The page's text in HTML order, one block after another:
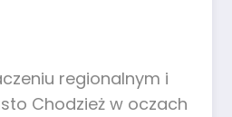
regionalnym i
Chodzież w oczach